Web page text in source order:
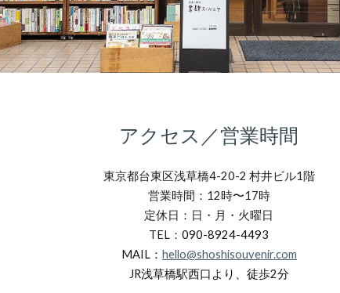
アクセス／営業時間
東京都台東区浅草橋4-20-2 村井ビル1階
営業時間：12時〜17時
定休日：日・月 ・火曜日
TEL：090-8924-4493
MAIL： hello@shoshisouvenir.com
JR浅草橋駅西口より、徒歩2分